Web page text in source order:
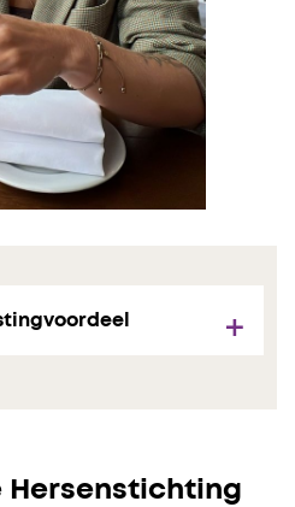
Hersenstichting